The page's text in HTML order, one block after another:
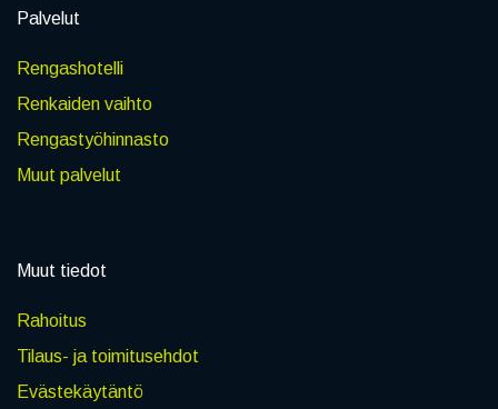
Palvelut
Rengashotelli
Renkaiden vaihto
Rengastyöhinnasto
Muut palvelut
Muut tiedot
Rahoitus
Tilaus- ja toimitusehdot
Evästekäytäntö